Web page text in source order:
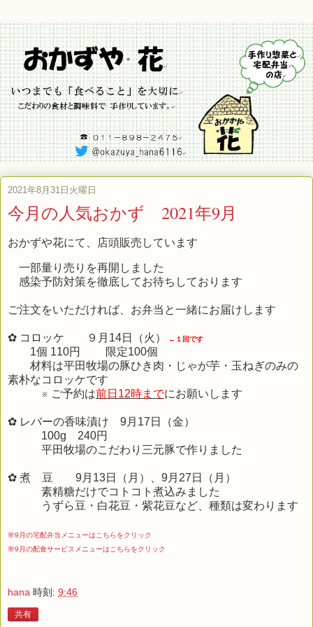
2021年8月31日火曜日
今月の人気おかず 2021年9月
おかずや花にて、店頭販売しています
一部量り売りを再開しました
感染予防対策を徹底してお待ちしております
ご注文をいただければ、お弁当と一緒にお届けします
✿ コロッケ ９月14日（火） ←１回です
1個 110円 限定100個
材料は平田牧場の豚ひき肉・じゃが芋・玉ねぎのみの
素朴なコロッケです
※ ご予約は前日12時までにお願いします
✿ レバーの香味漬け 9月17日（金）
100g 240円
平田牧場のこだわり三元豚で作りました
✿ 煮 豆 9月13日（月）、9月27日（月）
素精糖だけでコトコト煮込みました
うずら豆・白花豆・紫花豆など、種類は変わります
🌸9月の宅配弁当メニューはこちらをクリック
🌸9月の配食サービスメニューはこちらをクリック
hana 時刻: 9:46
共有